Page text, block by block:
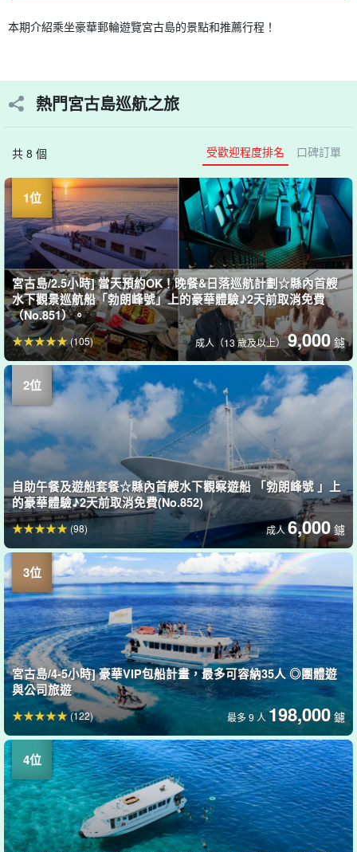
本期介紹乘坐豪華郵輪遊覽宮古島的景點和推薦行程！
熱門宮古島巡航之旅
共 8 個 受歡迎程度排名 口碑訂單
宮古島/2.5小時] 當天預約OK！晚餐&日落巡航計劃☆縣內首艘
水下觀景巡航船「勃朗峰號」上的豪華體驗♪2天前取消免費
（No.851）。
成人（13 歲及以上）9,000 鑢
(105)
自助午餐及遊船套餐☆縣內首艘水下觀察遊船 「勃朗峰號 」上
的豪華體驗♪2天前取消免費(No.852)
成人6,000 鑢
(98)
宮古島/4-5小時] 豪華VIP包船計畫，最多可容納35人 ◎團體遊
與公司旅遊
最多 9 人 198,000 鑢
(122)